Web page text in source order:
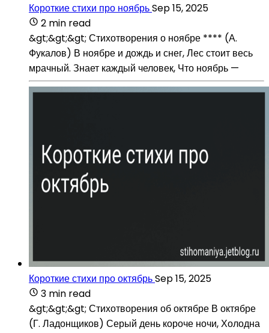
Короткие стихи про ноябрьSep 15, 2025
2 min read
&gt;&gt;&gt; Стихотворения о ноябре **** (А.
Фукалов) В ноябре и дождь и снег, Лес стоит весь
мрачный. Знает каждый человек, Что ноябрь —
Короткие стихи про октябрьSep 15, 2025
3 min read
&gt;&gt;&gt; Стихотворения об октябре В октябре
(Г. Ладонщиков) Серый день короче ночи, Холодна